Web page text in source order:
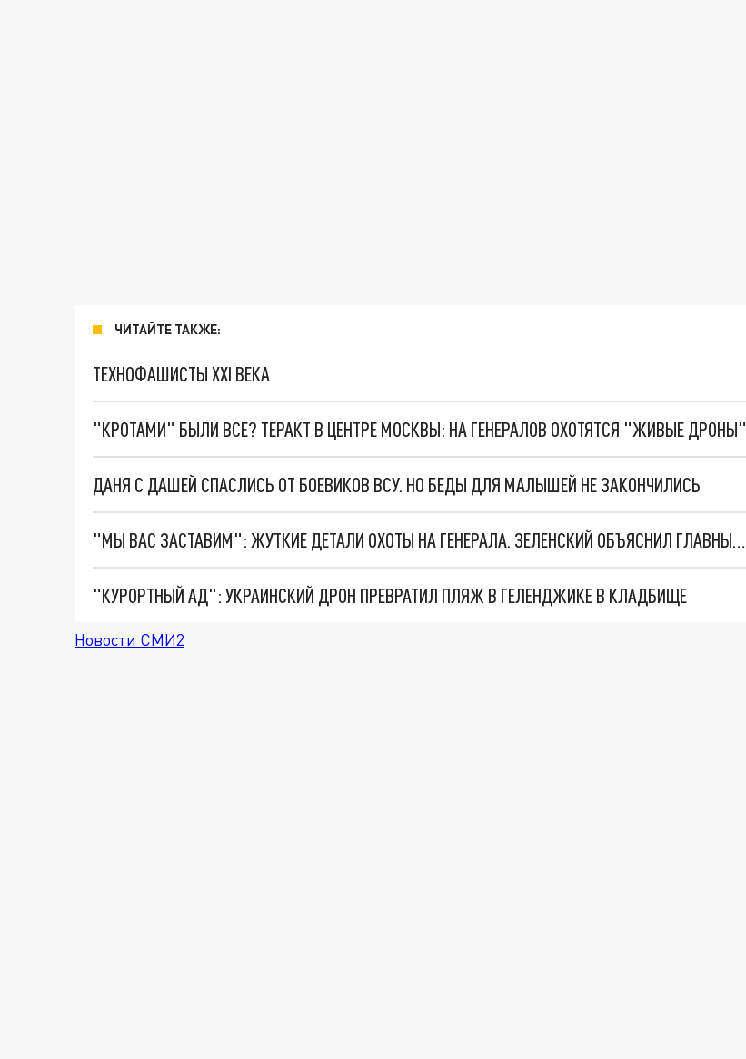
ЧИТАЙТЕ ТАКЖЕ:
ТЕХНОФАШИСТЫ XXI ВЕКА
"КРОТАМИ" БЫЛИ ВСЕ? ТЕРАКТ В ЦЕНТРЕ МОСКВЫ: НА ГЕНЕРАЛОВ ОХОТЯТСЯ "ЖИВЫЕ ДРОНЫ"
ДАНЯ С ДАШЕЙ СПАСЛИСЬ ОТ БОЕВИКОВ ВСУ. НО БЕДЫ ДЛЯ МАЛЫШЕЙ НЕ ЗАКОНЧИЛИСЬ
"МЫ ВАС ЗАСТАВИМ": ЖУТКИЕ ДЕТАЛИ ОХОТЫ НА ГЕНЕРАЛА. ЗЕЛЕНСКИЙ ОБЪЯСНИЛ ГЛАВНЫЙ СМЫСЛ ТЕРАКТА В ЦЕНТРЕ МОСКВЫ
"КУРОРТНЫЙ АД": УКРАИНСКИЙ ДРОН ПРЕВРАТИЛ ПЛЯЖ В ГЕЛЕНДЖИКЕ В КЛАДБИЩЕ
Новости СМИ2